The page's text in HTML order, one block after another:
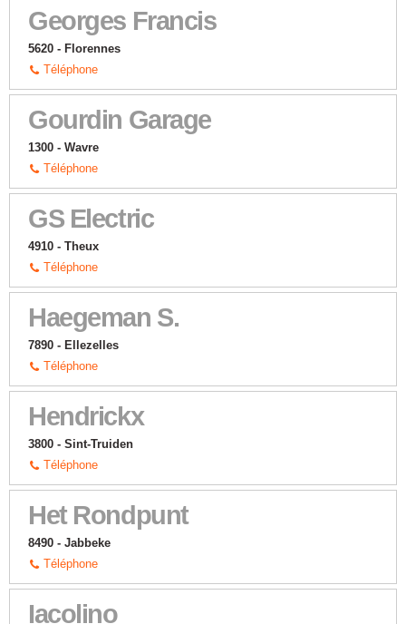
Georges Francis
5620 - Florennes
Téléphone
Gourdin Garage
1300 - Wavre
Téléphone
GS Electric
4910 - Theux
Téléphone
Haegeman S.
7890 - Ellezelles
Téléphone
Hendrickx
3800 - Sint-Truiden
Téléphone
Het Rondpunt
8490 - Jabbeke
Téléphone
Iacolino